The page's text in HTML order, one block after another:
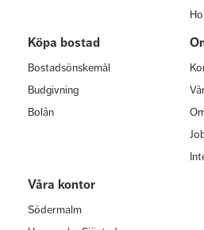
Köpa bostad
Bostadsönskemål
Budgivning
Bolån
Våra kontor
Södermalm